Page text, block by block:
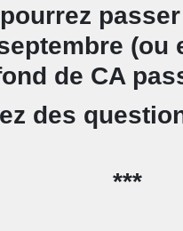
(ou
de CA
des
***